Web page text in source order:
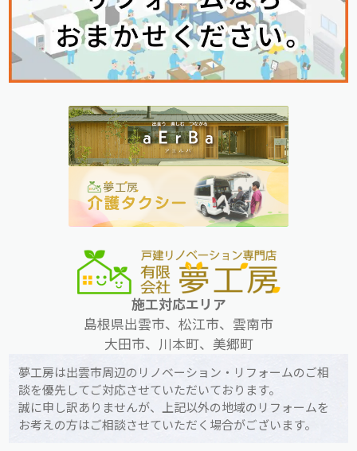
施工対応エリア
島根県出雲市、松江市、雲南市
大田市、川本町、美郷町
夢工房は出雲市周辺のリノベーション・リフォームのご相
談を優先してご対応させていただいております。
誠に申し訳ありませんが、上記以外の地域のリフォームを
お考えの方はご相談させていただく場合がございます。